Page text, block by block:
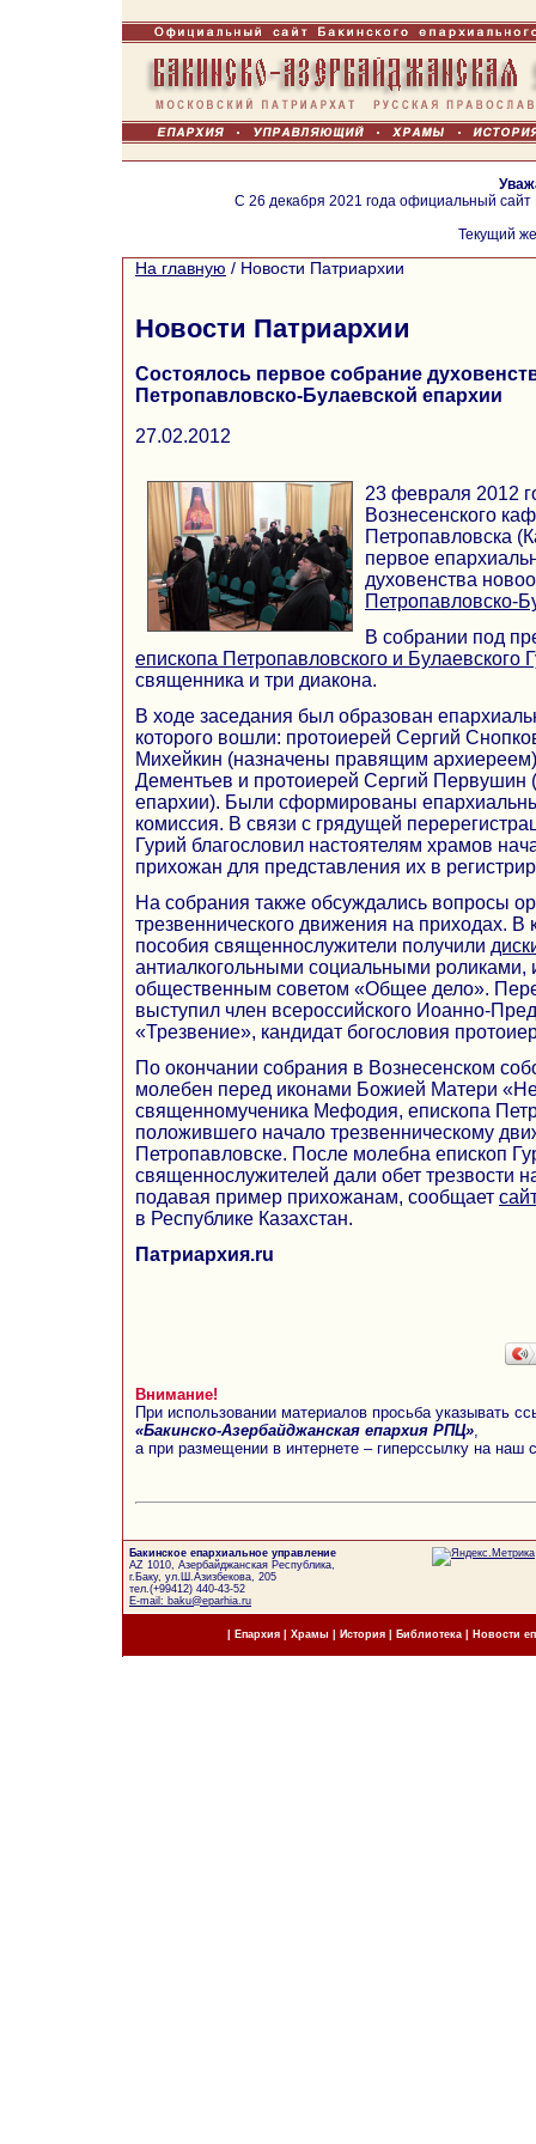
С 26 декабря 2021 года официальный
Текущий
На главную / Новости Патриархии
Новости Патриархии
Состоялось первое собрание
Петропавловско-Булаевской епархии
27.02.2012
23 февраля 2012
Вознесенского
Петропавловска
первое
духовенства
Петропавловско-
В собрании под
епископа Петропавловского и Булаевского
священника и три диакона.
В ходе заседания был образован
которого вошли: протоиерей Сергий
Михейкин (назначены правящим
Дементьев и протоиерей Сергий Первушин
епархии). Были сформированы
комиссия. В связи с грядущей
Гурий благословил настоятелям храмов
прихожан для представления их в
На собрания также обсуждались вопросы
трезвеннического движения на приходах. В
пособия священнослужители получили
антиалкогольными социальными роликами,
общественным советом «Общее дело».
выступил член всероссийского Иоанно-
«Трезвение», кандидат богословия
По окончании собрания в Вознесенском
молебен перед иконами Божией Матери
священномученика Мефодия, епископа
положившего начало трезвенническому
Петропавловске. После молебна епископ
священнослужителей дали обет трезвости
подавая пример прихожанам, сообщает
в Республике Казахстан.
Патриархия.ru
Внимание!
При использовании материалов просьба указывать
«Бакинско-Азербайджанская епархия РПЦ»
а при размещении в интернете – гиперссылку на наш
Бакинское епархиальное управление
AZ 1010, Азербайджанская Республика,
г.Баку, ул.Ш.Азизбекова, 205
тел.(+99412) 440-43-52
E-mail: baku@eparhia.ru
Епархия| Храмы История| Библиотека Новости